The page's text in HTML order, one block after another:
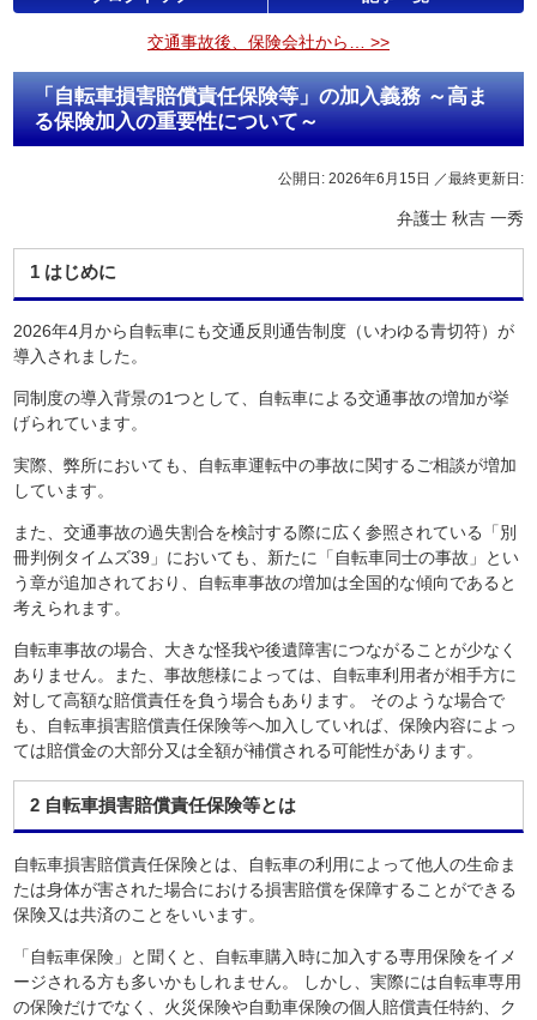
交通事故後、保険会社から… >>
「自転車損害賠償責任保険等」の加入義務 ～高ま
る保険加入の重要性について～
公開日: 2026年6月15日 ／最終更新日:
弁護士 秋吉 一秀
1 はじめに
2026年4月から自転車にも交通反則通告制度（いわゆる青切符）が
導入されました。
同制度の導入背景の1つとして、自転車による交通事故の増加が挙
げられています。
実際、弊所においても、自転車運転中の事故に関するご相談が増加
しています。
また、交通事故の過失割合を検討する際に広く参照されている「別
冊判例タイムズ39」においても、新たに「自転車同士の事故」とい
う章が追加されており、自転車事故の増加は全国的な傾向であると
考えられます。
自転車事故の場合、大きな怪我や後遺障害につながることが少なく
ありません。また、事故態様によっては、自転車利用者が相手方に
対して高額な賠償責任を負う場合もあります。 そのような場合で
も、自転車損害賠償責任保険等へ加入していれば、保険内容によっ
ては賠償金の大部分又は全額が補償される可能性があります。
2 自転車損害賠償責任保険等とは
自転車損害賠償責任保険とは、自転車の利用によって他人の生命ま
たは身体が害された場合における損害賠償を保障することができる
保険又は共済のことをいいます。
「自転車保険」と聞くと、自転車購入時に加入する専用保険をイメ
ージされる方も多いかもしれません。 しかし、実際には自転車専用
の保険だけでなく、火災保険や自動車保険の個人賠償責任特約、ク